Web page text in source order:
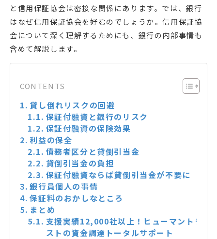
と信用保証協会は密接な関係にあります。では、銀行
はなぜ信用保証協会を好むのでしょうか。信用保証協
会について深く理解するためにも、銀行の内部事情も
含めて解説します。
CONTENTS
貸し倒れリスクの回避
保証付融資と銀行のリスク
保証付融資の保険効果
利益の保全
債務者区分と貸倒引当金
貸倒引当金の負担
保証付融資ならば貸倒引当金が不要に
銀行員個人の事情
保証料のおかしなところ
まとめ
支援実績12,000社以上！ヒューマントラ
ストの資金調達トータルサポート